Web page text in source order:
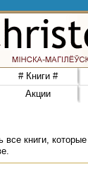
# Книги #
Акции
все книги,